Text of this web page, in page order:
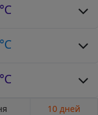
10 дней